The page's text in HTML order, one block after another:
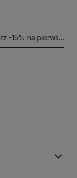
-15% na pierwsze